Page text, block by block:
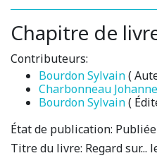
Chapitre de
Contributeurs:
Bourdon Sylvain(
Charbonneau Johanne
Bourdon Sylvain(
État de publication:
Titre du livre: Regard sur...